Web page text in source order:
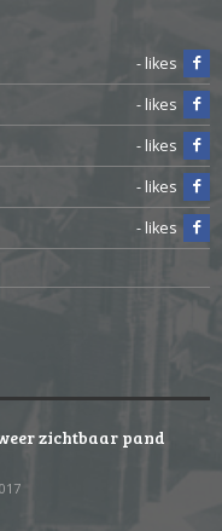
- likes
- likes
- likes
- likes
- likes
zichtbaar pand